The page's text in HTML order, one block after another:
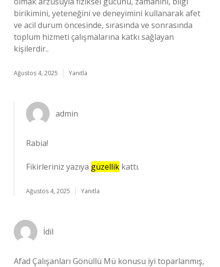
birikimini, yeteneğini ve deneyimini kullanarak afet
ve acil durum öncesinde, sırasında ve sonrasında
toplum hizmeti çalışmalarına katkı sağlayan
kişilerdir..
Ağustos 4, 2025 Yanıtla
admin
Rabia!
Fikirleriniz yazıya güzellik kattı.
Ağustos 4, 2025 Yanıtla
İdil
Afad Çalışanları Gönüllü Mü konusu iyi toparlanmış,